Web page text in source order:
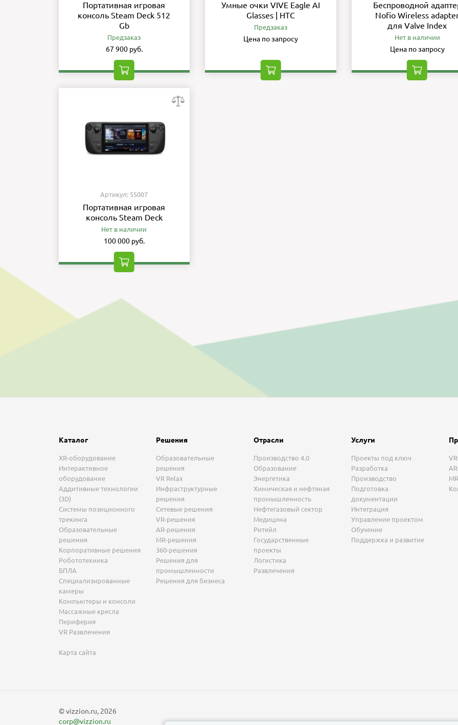
Портативная игровая
консоль Steam Deck 512
Gb
Предзаказ
67 900 руб.
Умные очки VIVE Eagle AI
Glasses | HTC
Предзаказ
Цена по запросу
Беспроводной
Nofio Wireless
для Valve Index
Нет в наличии
Цена по запросу
Артикул: 55007
Портативная игровая
консоль Steam Deck
Нет в наличии
100 000 руб.
Каталог
XR-оборудование
Интерактивное
оборудование
Аддитивные технологии
(3D)
Системы позиционного
трекинга
Образовательные
решения
Корпоративные решения
Робототехника
БПЛА
Специализированные
камеры
Компьютеры и консоли
Массажные кресла
Периферия
VR Развлечения
Решения
Образовательные
решения
VR Relax
Инфраструктурные
решения
Сетевые решения
VR-решения
AR-решения
MR-решения
360-решения
Решения для
промышленности
Решения для бизнеса
Отрасли
Производство 4.0
Образование
Энергетика
Химическая и нефтяная
промышленность
Нефтегазовый сектор
Медицина
Ритейл
Государственные
проекты
Логистика
Развлечения
Услуги
Проекты под ключ
Разработка
Производство
Подготовка
документации
Интеграция
Управление проектом
Обучение
Поддержка и развитие
Карта сайта
© vizzion.ru, 2026
corp@vizzion.ru